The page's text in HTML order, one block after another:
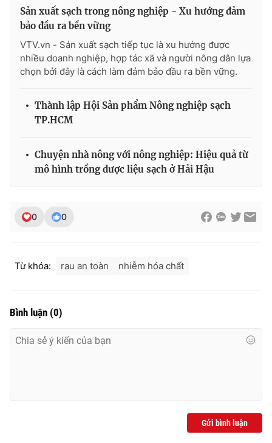
Ðiện thoại Thời báo VTV:
024.66 897 897
Email:toasoan@vtv.vn
Liên hệ quảng cáo: 024-7300.7108
® Cấm sao chép dưới mọi hình thức nếu không có sự chấp
thuận bằng văn bản. Ghi rõ nguồn VTV.vn khi phát hành lại
Sản xuất sạch trong nông nghiệp - Xu hướng đảm
bảo đầu ra bền vững
VTV.vn - Sản xuất sạch tiếp tục là xu hướng được
nhiều doanh nghiệp, hợp tác xã và người nông dân lựa
chọn bởi đây là cách làm đảm bảo đầu ra bền vững.
Thành lập Hội Sản phẩm Nông nghiệp sạch
TP.HCM
Chuyện nhà nông với nông nghiệp: Hiệu quả từ
mô hình trồng dược liệu sạch ở Hải Hậu
0 0
Từ khóa: rau an toàn nhiễm hóa chất
Bình luận (0)
Gửi bình luận